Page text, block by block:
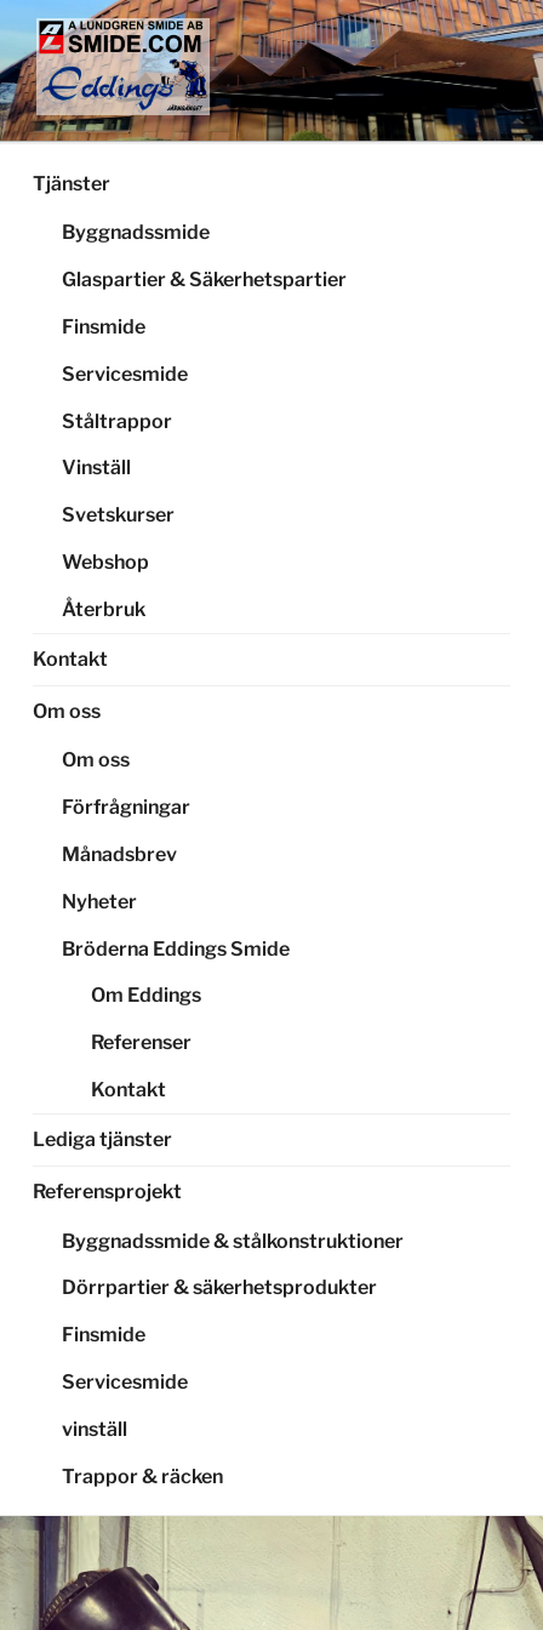
Hoppa
innehåll
LUNDGRENS SMIDE
Smide och glaspartier i Stockholm
Tjänster
Byggnadssmide
Glaspartier & Säkerhetspartier
Finsmide
Servicesmide
Ståltrappor
Vinställ
Svetskurser
Webshop
Återbruk
Kontakt
Om oss
Om oss
Förfrågningar
Månadsbrev
Nyheter
Bröderna Eddings Smide
Om Eddings
Referenser
Kontakt
Lediga tjänster
Referensprojekt
Byggnadssmide & stålkonstruktioner
Dörrpartier & säkerhetsprodukter
Finsmide
Servicesmide
vinställ
Trappor & räcken